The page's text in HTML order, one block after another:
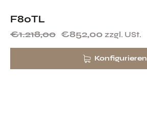
F80TL
€1.218,00 €852,00 zzgl. USt.
Konfigurieren